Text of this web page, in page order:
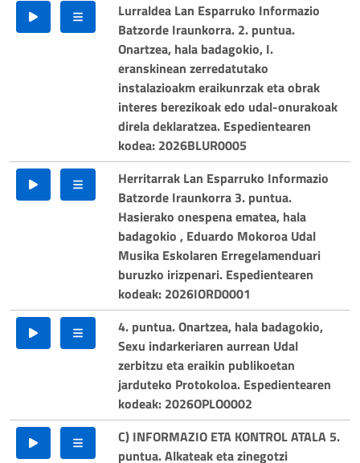
Lurraldea Lan Esparruko Informazio
Batzorde Iraunkorra. 2. puntua.
Onartzea, hala badagokio, I.
eranskinean zerredatutako
instalazioakm eraikunrzak eta obrak
interes berezikoak edo udal-onurakoak
direla deklaratzea. Espedientearen
kodea: 2026BLUR0005
Herritarrak Lan Esparruko Informazio
Batzorde Iraunkorra 3. puntua.
Hasierako onespena ematea, hala
badagokio , Eduardo Mokoroa Udal
Musika Eskolaren Erregelamenduari
buruzko irizpenari. Espedientearen
kodeak: 2026IORD0001
4. puntua. Onartzea, hala badagokio,
Sexu indarkeriaren aurrean Udal
zerbitzu eta eraikin publikoetan
jarduteko Protokoloa. Espedientearen
kodeak: 2026OPLO0002
C) INFORMAZIO ETA KONTROL ATALA 5.
puntua. Alkateak eta zinegotzi